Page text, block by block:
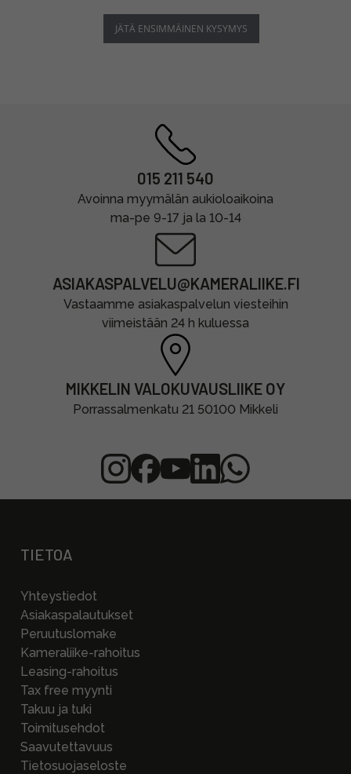
JÄTÄ ENSIMMÄINEN KYSYMYS
015 211 540
Avoinna myymälän aukioloaikoina
ma-pe 9-17 ja la 10-14
ASIAKASPALVELU@KAMERALIIKE.FI
Vastaamme asiakaspalvelun viesteihin
viimeistään 24 h kuluessa
MIKKELIN VALOKUVAUSLIIKE OY
Porrassalmenkatu 21 50100 Mikkeli
TIETOA
Yhteystiedot
Asiakaspalautukset
Peruutuslomake
Kameraliike-rahoitus
Leasing-rahoitus
Tax free myynti
Takuu ja tuki
Toimitusehdot
Saavutettavuus
Tietosuojaseloste